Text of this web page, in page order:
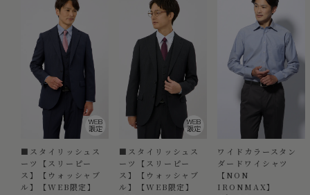
■スタイリッシュス
ーツ【スリーピー
ス】【ウォッシャブ
ル】【WEB限定】
■スタイリッシュス
ーツ【スリーピー
ス】【ウォッシャブ
ル】【WEB限定】
ワイドカラースタン
ダードワイシャツ
【NON
IRONMAX】